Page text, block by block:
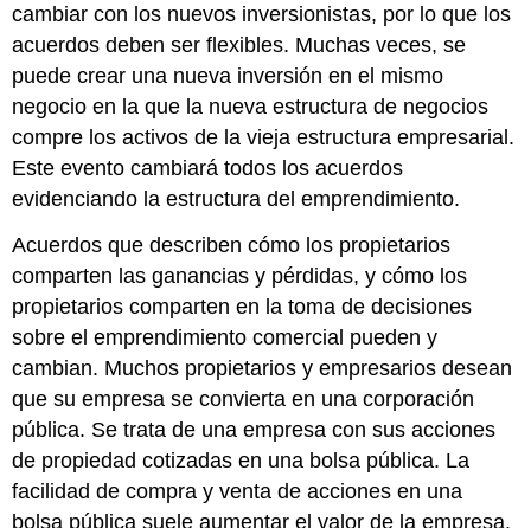
cambiar con los nuevos inversionistas, por lo que los
acuerdos deben ser flexibles. Muchas veces, se
puede crear una nueva inversión en el mismo
negocio en la que la nueva estructura de negocios
compre los activos de la vieja estructura empresarial.
Este evento cambiará todos los acuerdos
evidenciando la estructura del emprendimiento.
Acuerdos que describen cómo los propietarios
comparten las ganancias y pérdidas, y cómo los
propietarios comparten en la toma de decisiones
sobre el emprendimiento comercial pueden y
cambian. Muchos propietarios y empresarios desean
que su empresa se convierta en una corporación
pública. Se trata de una empresa con sus acciones
de propiedad cotizadas en una bolsa pública. La
facilidad de compra y venta de acciones en una
bolsa pública suele aumentar el valor de la empresa.